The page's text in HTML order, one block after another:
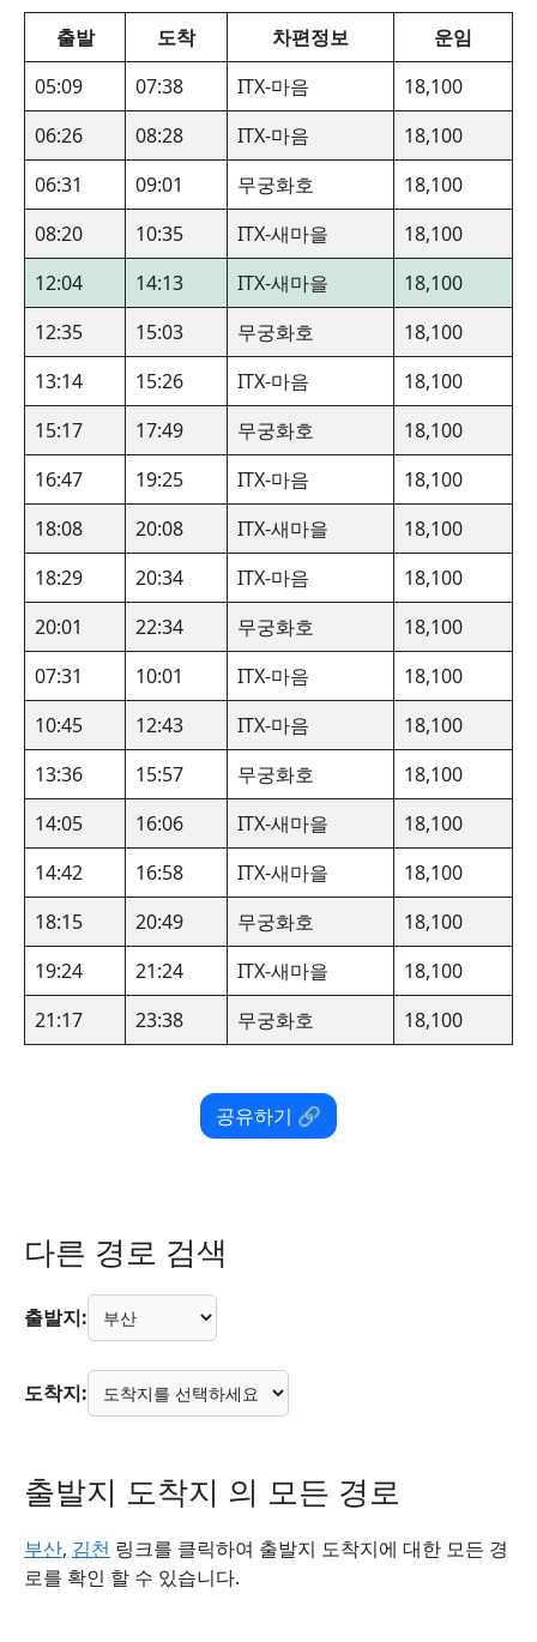
출발 도착 차편정보
운임
05:09
07:38 ITX-마음
18,100
06:26
08:28 ITX-마음
18,100
06:31
09:01 무궁화호
18,100
08:20
10:35 ITX-새마을
18,100
12:04
14:13 ITX-새마을
18,100
12:35
15:03 무궁화호
18,100
13:14
15:26 ITX-마음
18,100
15:17
17:49 무궁화호
18,100
16:47
19:25 ITX-마음
18,100
18:08
20:08 ITX-새마을
18,100
18:29
20:34 ITX-마음
18,100
20:01
22:34 무궁화호
18,100
07:31
10:01 ITX-마음
18,100
10:45
12:43 ITX-마음
18,100
13:36
15:57 무궁화호
18,100
14:05
16:06 ITX-새마을
18,100
14:42
16:58 ITX-새마을
18,100
18:15
20:49 무궁화호
18,100
19:24
21:24 ITX-새마을
18,100
21:17
23:38 무궁화호 18,100
공유하기 🔗
다른 경로 검색
출발지:
도착지:
출발지 도착지 의 모든 경로
부산, 김천 링크를 클릭하여 출발지 도착지에 대한 모든 경
로를 확인 할 수 있습니다.